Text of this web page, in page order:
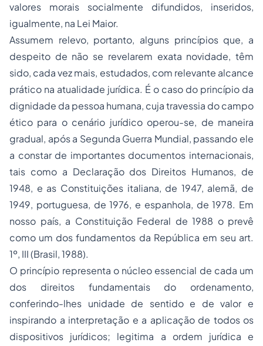
valores morais socialmente difundidos, inseridos,
igualmente, na Lei Maior.
Assumem relevo, portanto, alguns princípios que, a
despeito de não se revelarem exata novidade, têm
sido, cada vez mais, estudados, com relevante alcance
prático na atualidade jurídica. É o caso do princípio da
dignidade da pessoa humana, cuja travessia do campo
ético para o cenário jurídico operou-se, de maneira
gradual, após a Segunda Guerra Mundial, passando ele
a constar de importantes documentos internacionais,
tais como a Declaração dos Direitos Humanos, de
1948, e as Constituições italiana, de 1947, alemã, de
1949, portuguesa, de 1976, e espanhola, de 1978. Em
nosso país, a Constituição Federal de 1988 o prevê
como um dos fundamentos da República em seu art.
1º, III (Brasil, 1988).
O princípio representa o núcleo essencial de cada um
dos direitos fundamentais do ordenamento,
conferindo-lhes unidade de sentido e de valor e
inspirando a interpretação e a aplicação de todos os
dispositivos jurídicos; legitima a ordem jurídica e